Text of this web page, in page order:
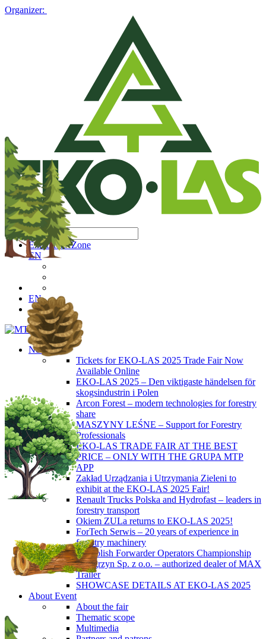
Organizer:
Exhibitors' Zone
EN
EN
News
Tickets for EKO-LAS 2025 Trade Fair Now
Available Online
EKO-LAS 2025 – Den viktigaste händelsen för
skogsindustrin i Polen
Arcon Forest – modern technologies for forestry
share
MASZYNY LEŚNE – Support for Forestry
Professionals
EKO-LAS TRADE FAIR AT THE BEST
PRICE – ONLY WITH THE GRUPA MTP
APP
Zakład Urządzania i Utrzymania Zieleni to
exhibit at the EKO-LAS 2025 Fair!
Renault Trucks Polska and Hydrofast – leaders in
forestry transport
Okiem ZULa returns to EKO-LAS 2025!
ForTech Serwis – 20 years of experience in
forestry machinery
5th Polish Forwarder Operators Championship
Wengrzyn Sp. z o.o. – authorized dealer of MAX
Trailer
SHOWCASE DETAILS AT EKO-LAS 2025
About Event
About the fair
Thematic scope
Multimedia